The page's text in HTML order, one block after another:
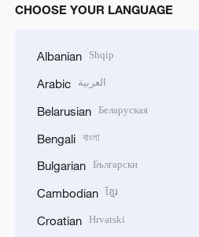
CHOOSE YOUR LANGUAGE
Albanian Shqip
Arabic العربية
Belarusian Беларуская
Bengali বাংলা
Bulgarian Български
Cambodian ខ្មែរ
Croatian Hrvatski